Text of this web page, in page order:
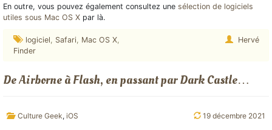
En outre, vous pouvez également consultez une sélection de logiciels
utiles sous Mac OS X par là.
logiciel Safari Mac OS X,
Finder
Hervé
De Airborne à Flash, en passant par Dark Castle…
Culture Geek, iOS 19 décembre 2021